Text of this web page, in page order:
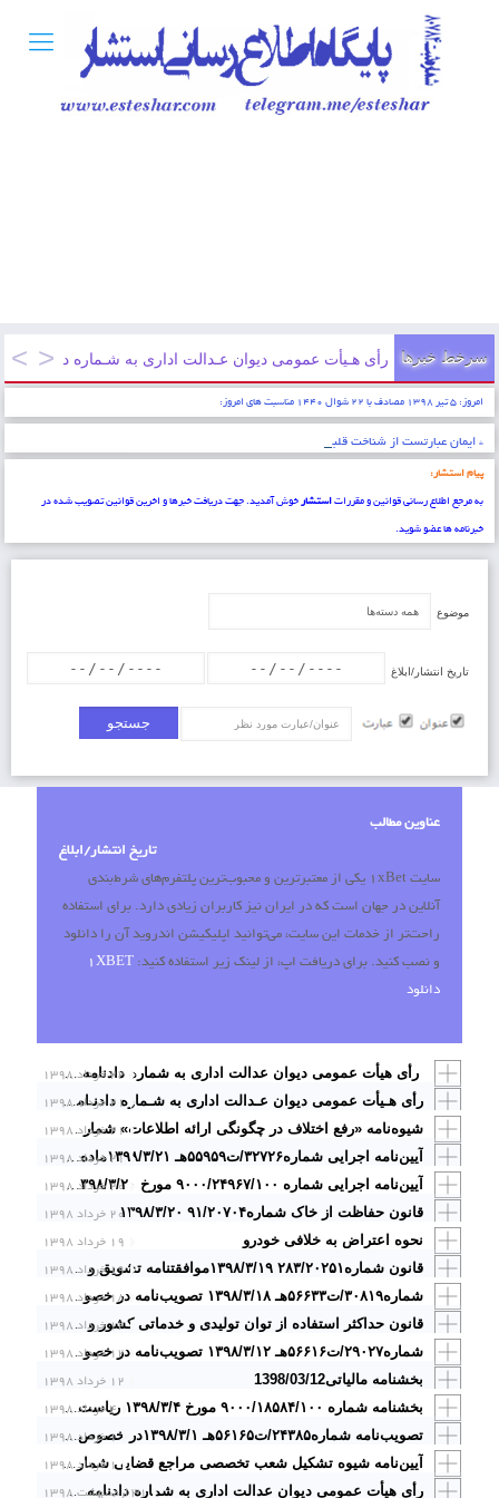
سرخط خبرها رأی هـیأت عمومی دیوان عـدالت اداری به شـماره دادنـامه ۹۷۰۹۹۷۰۹۰۵۸۱۲۱۶۳ مورخ ۱۳۹۷/۱۲/۲۱
امروز: ۵ تیر ۱۳۹۸ مصادف با ۲۲ شوال ۱۴۴۰ مناسبت های امروز:
* ایمان عبارتست از شناخت قلبی اقرار کردن به زبان عمل کردن به اعضاء . پیامبر اکرم (ص)
پیام استشار:
به مرجع اطلاع رسانی قوانین و مقرراتاستشارخوش آمدید. جهت دریافت خبرها و اخرین قوانین تصویب شده در
خبرنامه ها عضو شوید.
موضوع
تاریخ انتشار/ابلاغ
عناوین مطالب
تاریخ انتشار/ابلاغ
سایت 1xBet یکی از معتبرترین و محبوب‌ترین پلتفرم‌های شرط‌بندی
آنلاین در جهان است که در ایران نیز کاربران زیادی دارد. برای استفاده
راحت‌تر از خدمات این سایت، می‌توانید اپلیکیشن اندروید آن را دانلود
و نصب کنید. برای دریافت اپ، از لینک زیر استفاده کنید: 1XBET
دانلود
۲۲ خرداد ۱۳۹۸ رأی هیأت عمومی دیوان عدالت اداری به شماره دادنامه ۹۸۰۹۹۷۰۹۰۵۸۱۰۰۹۷ مورخ ۱۳۹۸/۲/۳ با موضوع: «ابطال بندهای ۲و ۳ بند ۶ بیستمین جلسه شورای عالی علوم، تحقیقات و فناوری مورخ ۱
۲۱ خرداد ۱۳۹۸ رأی هـیأت عمومی دیوان عـدالت اداری به شـماره دادنـامه ۹۷۰۹۹۷۰۹۰۵۸۱۲۱۶۳ مورخ ۱۳۹۷/۱۲/۲۱
۲۱ خرداد ۱۳۹۸ شیوه‌نامه «رفع اختلاف در چگونگی ارائه اطلاعات» شماره۱۴۲۳۹۵ ۱۳۹۸/۳/۲۱مصوب کمیسیون انتشار و دسترسی آزاد به اطلاعات که طبق تبصره۲ ماده ۱۸ قانون انتشار و دسترسی آزاد به اطلاعات در تاریخ ۱۳۹۸/۳/۹
۲۱ خرداد ۱۳۹۸ آیین‌نامه اجرایی شماره۳۲۷۲۶/ت۵۵۹۵۹هـ ۱۳۹۸/۳/۲۱ماده (۷۱) قانون برنامه پنجساله ششم توسعه اقتصادی، اجتماعی و فرهنگی جمهوری اسلامی ایران
۲۰ خرداد ۱۳۹۸ آیین‌نامه اجرایی شماره ۹۰۰۰/۲۴۹۶۷/۱۰۰ مورخ ۱۳۹۸/۳/۲۰ ریاست محترم قوه قضائیه درخصوص «قانون رسیدگی به دارایی مقامات، مسئولان و کارگزاران جمهوری اسلامی ایران»
۲۰ خرداد ۱۳۹۸ قانون حفاظت از خاک شماره۹۱/۲۰۷۰۴ ۱۳۹۸/۳/۲۰
۱۹ خرداد ۱۳۹۸ نحوه اعتراض به خلافی خودرو
۱۹ خرداد ۱۳۹۸ قانون شماره۲۸۳/۲۰۲۵۱ ۱۳۹۸/۳/۱۹موافقتنامه تشویق و حمایت متقابل از سرمایه‌گذاری بین جمهوری اسلامی ایران و دوک‌نشین اعظم لوکزامبورگ
۱۸ خرداد ۱۳۹۸ شماره۳۰۸۱۹/ت۵۶۶۳۳هـ ۱۳۹۸/۳/۱۸ تصویب‌نامه در خصوص تعیین آقای امیدعلی پارسا به عنوان رییس کل سازمان امور مالیاتی کشور
۱۲ خرداد ۱۳۹۸ قانون حداکثر استفاده از توان تولیدی و خدماتی کشور و حمایت از کالای ایرانیشماره۳۶۴/۱۹۰۹۱ ۱۳۹۸/۳/۱۲
۱۲ خرداد ۱۳۹۸ شماره۲۹۰۲۷/ت۵۶۶۱۶هـ ۱۳۹۸/۳/۱۲ تصویب‌نامه در خصوص معافیت پرداخت هزینه گاز مصرفی استانهای گلستان، مازندران، لرستان و خوزستان
۱۲ خرداد ۱۳۹۸ بخشنامه مالیاتی1398/03/12
۴ خرداد ۱۳۹۸ بخشنامه شماره ۹۰۰۰/۱۸۵۸۴/۱۰۰ مورخ ۱۳۹۸/۳/۴ ریاست محترم قوه قضائیه درخصوص «اعطای مرخصی به زندانیان به مناسبت لیالی قدر و عید سعید فطر»
۱ خرداد ۱۳۹۸ تصویب‌نامه شماره۲۴۳۸۵/ت۵۶۱۶۵هـ ۱۳۹۸/۳/۱در خصوص فهرست مناطق کمترتوسعه­یافته برای برقراری فوق‌العاده مناطق بدی آب و هوا در طول برنامه ششم توسعه
۱ خرداد ۱۳۹۸ آیین‌نامه شیوه تشکیل شعب تخصصی مراجع قضایی شماره۹۰۰۰/۱۷۸۳۷/۱۰۰ ۱۳۹۸/۳/۱
۳۱ اردیبهشت ۱۳۹۸ رأی هیأت عمومی دیوان عدالت اداری به شماره دادنامه ۹۸۰۹۹۷۰۹۰۵۸۱۰۰۷۴ مورخ ۱۳۹۸/۱/۲۷ با موضوع: «ابطال بند۹، ۲، ۲ مجموعه مقررات و شرایط استفاده از گاز طبیعی شرکت ملی گاز ایران